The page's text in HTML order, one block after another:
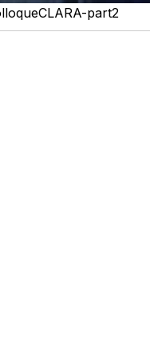
part2